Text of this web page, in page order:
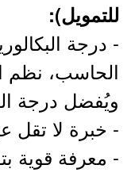
للتمويل):
- درجة
الحاسب، نظم
ويُفضل درجة
- خبرة لا تقل عن 6
- معرفة قوية